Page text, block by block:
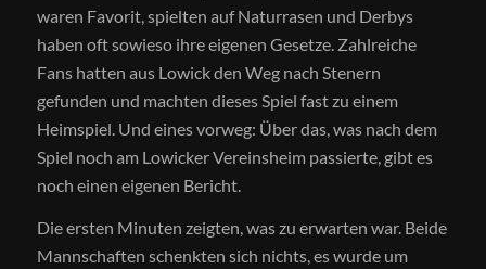
waren Favorit, spielten auf Naturrasen und Derbys
haben oft sowieso ihre eigenen Gesetze. Zahlreiche
Fans hatten aus Lowick den Weg nach Stenern
gefunden und machten dieses Spiel fast zu einem
Heimspiel. Und eines vorweg: Über das, was nach dem
Spiel noch am Lowicker Vereinsheim passierte, gibt es
noch einen eigenen Bericht.
Die ersten Minuten zeigten, was zu erwarten war. Beide
Mannschaften schenkten sich nichts, es wurde um